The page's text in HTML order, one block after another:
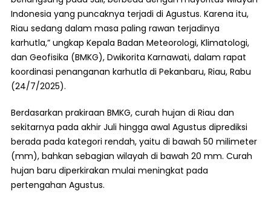
Indonesia yang puncaknya terjadi di Agustus. Karena itu,
Riau sedang dalam masa paling rawan terjadinya
karhutla,” ungkap Kepala Badan Meteorologi, Klimatologi,
dan Geofisika (BMKG), Dwikorita Karnawati, dalam rapat
koordinasi penanganan karhutla di Pekanbaru, Riau, Rabu
(24/7/2025).
Berdasarkan prakiraan BMKG, curah hujan di Riau dan
sekitarnya pada akhir Juli hingga awal Agustus diprediksi
berada pada kategori rendah, yaitu di bawah 50 milimeter
(mm), bahkan sebagian wilayah di bawah 20 mm. Curah
hujan baru diperkirakan mulai meningkat pada
pertengahan Agustus.